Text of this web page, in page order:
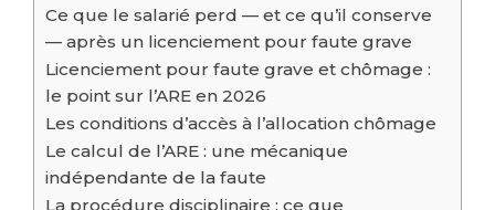
Ce que le salarié perd — et ce qu’il conserve
— après un licenciement pour faute grave
Licenciement pour faute grave et chômage :
le point sur l’ARE en 2026
Les conditions d’accès à l’allocation chômage
Le calcul de l’ARE : une mécanique
indépendante de la faute
La procédure disciplinaire : ce que